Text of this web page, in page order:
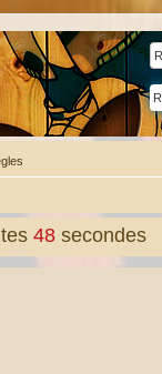
50 secondes